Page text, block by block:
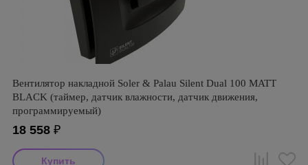
Вентилятор накладной Soler & Palau Silent Dual 100 MATT
BLACK (таймер, датчик влажности, датчик движения,
программируемый)
18 558 ₽